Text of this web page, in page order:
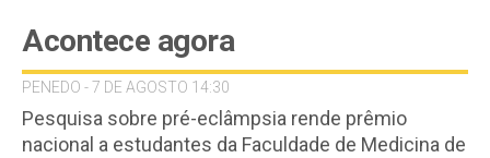
Acontece agora
PENEDO - 7 DE AGOSTO 14:30
Pesquisa sobre pré-eclâmpsia rende prêmio
nacional a estudantes da Faculdade de Medicina de